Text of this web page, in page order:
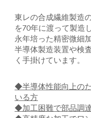
東レの合成繊維製造
を70年に渡って製造
永年培った精密微細
半導体製造装置や検
く手掛けています。
◆半導体性能向上の
いる方
◆加工困難で部品調